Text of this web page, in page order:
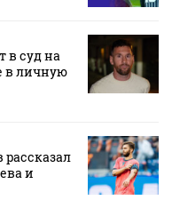
в суд на
в личную
и